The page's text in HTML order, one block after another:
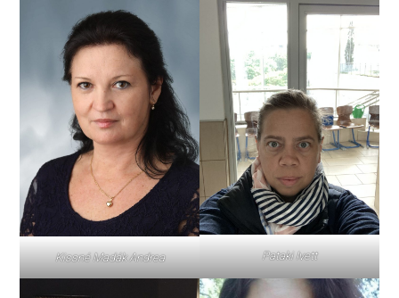
Kissné Madák Andrea Pataki Ivett